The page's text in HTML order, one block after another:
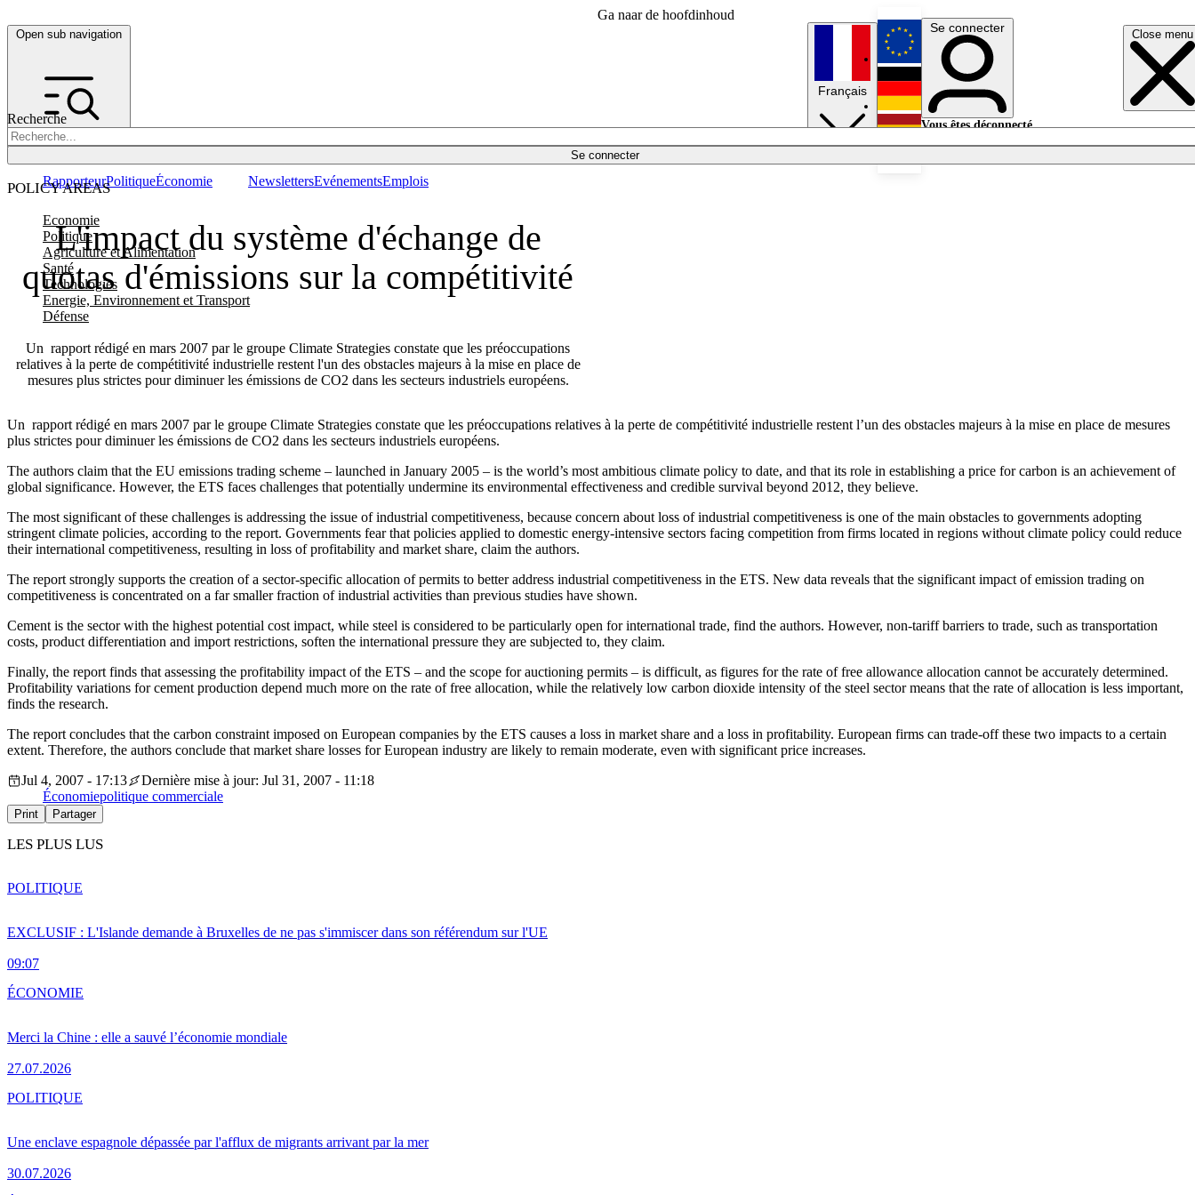
Ga naar de hoofdinhoud
Open sub navigation Close menu
Recherche
Se connecter
POLICY AREAS
Economie
Politique
Agriculture et Alimentation
Santé
Technologies
Energie, Environnement et Transport
Défense
RapporteurPolitiqueÉconomie NewslettersEvénementsEmplois
Français
English
Deutsch
Se connecter
Vous êtes déconnecté.
L'impact du système d'échange de
quotas d'émissions sur la compétitivité
Un rapport rédigé en mars 2007 par le groupe Climate Strategies constate que les préoccupations
relatives à la perte de compétitivité industrielle restent l'un des obstacles majeurs à la mise en place de
mesures plus strictes pour diminuer les émissions de CO2 dans les secteurs industriels européens.
Un rapport rédigé en mars 2007 par le groupe Climate Strategies constate que les préoccupations relatives à la perte de compétitivité industrielle restent l’un des obstacles majeurs à la mise en place de mesures
plus strictes pour diminuer les émissions de CO2 dans les secteurs industriels européens.
The authors claim that the EU emissions trading scheme – launched in January 2005 – is the world’s most ambitious climate policy to date, and that its role in establishing a price for carbon is an achievement of
global significance. However, the ETS faces challenges that potentially undermine its environmental effectiveness and credible survival beyond 2012, they believe.
The most significant of these challenges is addressing the issue of industrial competitiveness, because concern about loss of industrial competitiveness is one of the main obstacles to governments adopting
stringent climate policies, according to the report. Governments fear that policies applied to domestic energy-intensive sectors facing competition from firms located in regions without climate policy could reduce
their international competitiveness, resulting in loss of profitability and market share, claim the authors.
The report strongly supports the creation of a sector-specific allocation of permits to better address industrial competitiveness in the ETS. New data reveals that the significant impact of emission trading on
competitiveness is concentrated on a far smaller fraction of industrial activities than previous studies have shown.
Cement is the sector with the highest potential cost impact, while steel is considered to be particularly open for international trade, find the authors. However, non-tariff barriers to trade, such as transportation
costs, product differentiation and import restrictions, soften the international pressure they are subjected to, they claim.
Finally, the report finds that assessing the profitability impact of the ETS – and the scope for auctioning permits – is difficult, as figures for the rate of free allowance allocation cannot be accurately determined.
Profitability variations for cement production depend much more on the rate of free allocation, while the relatively low carbon dioxide intensity of the steel sector means that the rate of allocation is less important,
finds the research.
The report concludes that the carbon constraint imposed on European companies by the ETS causes a loss in market share and a loss in profitability. European firms can trade-off these two impacts to a certain
extent. Therefore, the authors conclude that market share losses for European industry are likely to remain moderate, even with significant price increases.
Jul 4, 2007 - 17:13
Dernière mise à jour: Jul 31, 2007 - 11:18
Économiepolitique commerciale
Print Partager
LES PLUS LUS
EXCLUSIF : L'Islande demande à Bruxelles de ne pas s'immiscer dans son référendum sur l'UE
09:07
POLITIQUE
Merci la Chine : elle a sauvé l’économie mondiale
27.07.2026
ÉCONOMIE
Une enclave espagnole dépassée par l'afflux de migrants arrivant par la mer
30.07.2026
POLITIQUE